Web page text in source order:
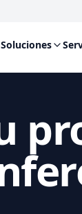
Soluciones